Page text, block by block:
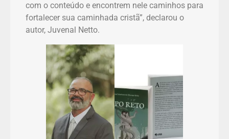
com o conteúdo e encontrem nele caminhos para
fortalecer sua caminhada cristã”, declarou o
autor, Juvenal Netto.